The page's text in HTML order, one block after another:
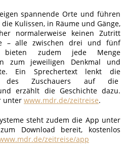
spannende Orte und führen
Kulissen, in Räume und Gänge,
normalerweise keinen Zutritt
– alle zwischen drei und fünf
bieten zudem jede Menge
zum jeweiligen Denkmal und
Ein Sprechertext lenkt die
des Zuschauers auf die
erzählt die Geschichte dazu.
unter www.mdr.de/zeitreise.
steht zudem die App unter
Download bereit, kostenlos
zeitreise/app